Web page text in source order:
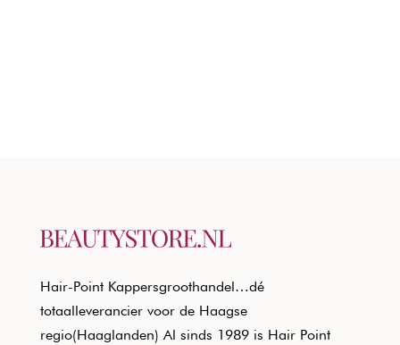
Hair-Point Kappersgroothandel…dé
totaalleverancier voor de Haagse
regio(Haaglanden) Al sinds 1989 is Hair Point